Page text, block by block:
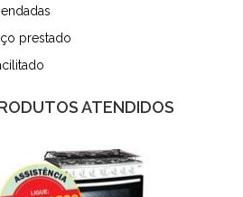
prestado
ATENDIDOS